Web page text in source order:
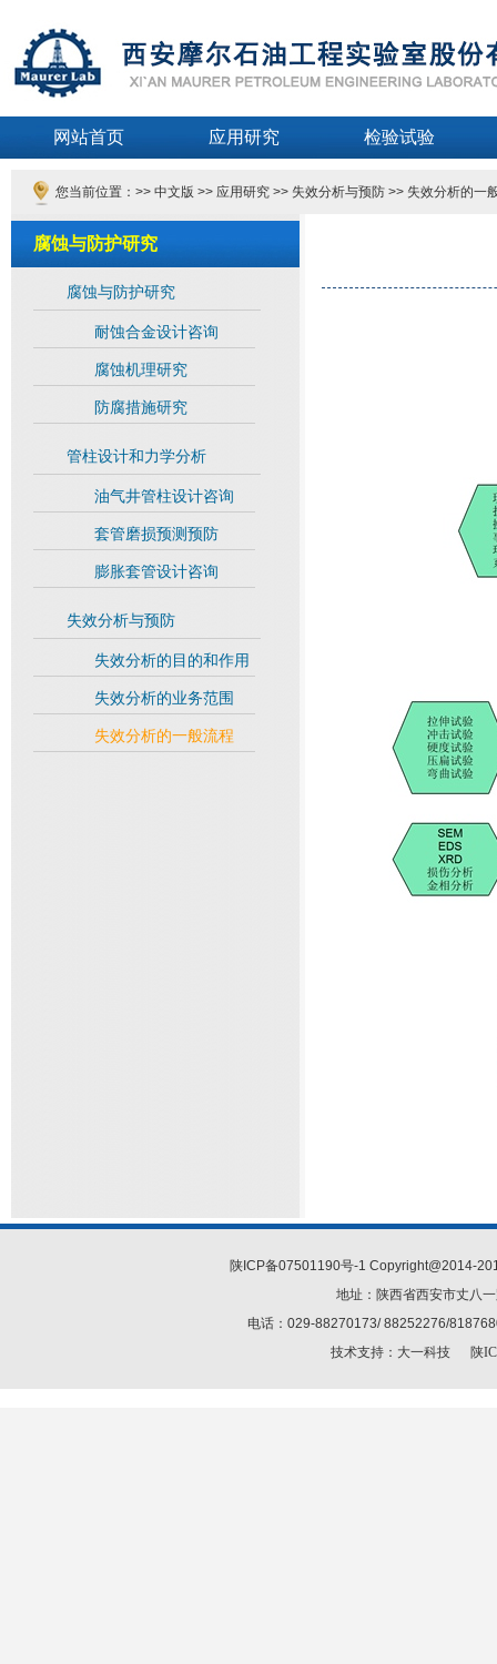
网站首页 应用研究 检验试验
您当前位置：>> 中文版 >> 应用研究 >> 失效分析与预防 >> 失效分析的一
腐蚀与防护研究
腐蚀与防护研究
耐蚀合金设计咨询
腐蚀机理研究
防腐措施研究
管柱设计和力学分析
油气井管柱设计咨询
套管磨损预测预防
膨胀套管设计咨询
失效分析与预防
失效分析的目的和作用
失效分析的业务范围
失效分析的一般流程
陕ICP备07501190号-1 Copyright@2014-
地址：陕西省西安市丈
电话：029-88270173/ 88252276/
技术支持： 大一科技 陕